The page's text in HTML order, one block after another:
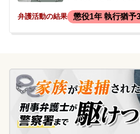
捜査が開始されました
おり、ご家族とともに
られました。
弁護活動の結果 懲役1年 執行猶予